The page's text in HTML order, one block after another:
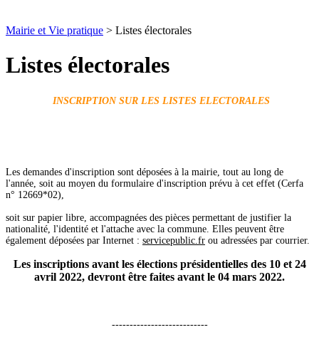
Mairie et Vie pratique > Listes électorales
Listes électorales
INSCRIPTION SUR LES LISTES ELECTORALES
Les demandes d'inscription sont déposées à la mairie, tout au long de
l'année, soit au moyen du formulaire d'inscription prévu à cet effet (Cerfa
n° 12669*02),
soit sur papier libre, accompagnées des pièces permettant de justifier la
nationalité, l'identité et l'attache avec la commune. Elles peuvent être
également déposées par Internet : servicepublic.fr ou adressées par courrier.
Les inscriptions avant les élections présidentielles des 10 et 24
avril 2022, devront être faites avant le 04 mars 2022.
---------------------------